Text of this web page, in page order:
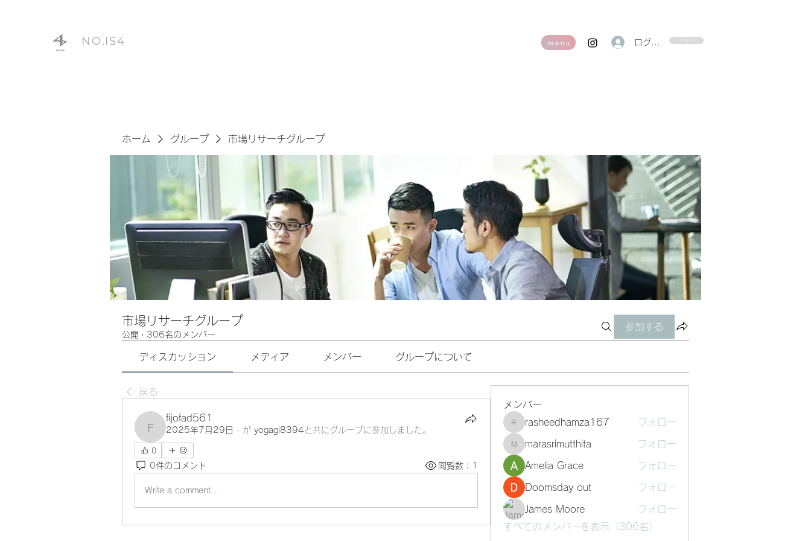
NO.IS4 m e n u ログイン
ホーム グループ 市場リサーチグループ
市場リサーチグループ
公開 · 306名のメンバー
参加する
ディスカッション メディア メンバー グループについて
戻る
fijofad561
fijofad561
2025年7月29日 · が yogagi8394 と共にグループに参加しました。
0
0件のコメント 閲覧数：1
Write a comment...
メンバー
rasheedhamza167
rasheedhamza167 フォロー
marasrimutthita
marasrimutthita フォロー
Amelia Grace フォロー
Doomsday out フォロー
James Moore
フォロー
すべてのメンバーを表示（306名）